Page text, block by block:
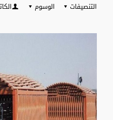
التنصيفات الوسوم